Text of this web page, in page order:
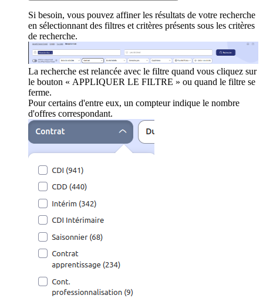
Si besoin, vous pouvez affiner les résultats de votre recherche
en sélectionnant des filtres et critères présents sous les critères
de recherche.
La recherche est relancée avec le filtre quand vous cliquez sur
le bouton « APPLIQUER LE FILTRE » ou quand le filtre se
ferme.
Pour certains d'entre eux, un compteur indique le nombre
d'offres correspondant.